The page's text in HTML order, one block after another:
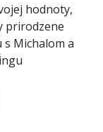
hodnoty,
prirodzene
Michalom a